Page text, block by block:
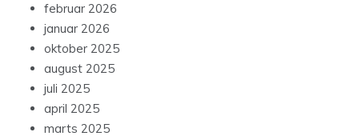
februar 2026
januar 2026
oktober 2025
august 2025
juli 2025
april 2025
marts 2025